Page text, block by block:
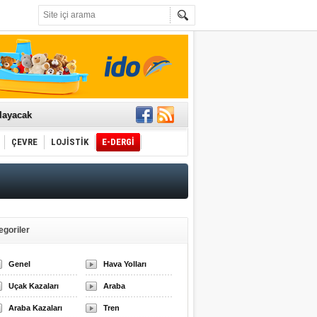
ÇEVRE LOJİSTİK E-DERGİ
Genel Hava Yolları
Uçak Kazaları Araba
Araba Kazaları Tren